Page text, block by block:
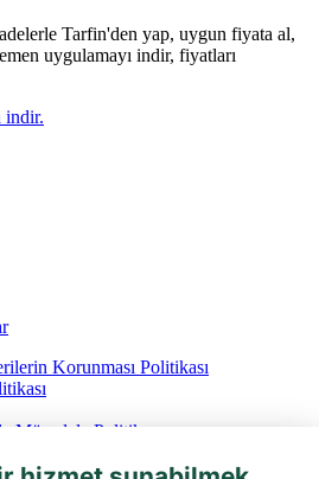
Tarfin'den yap, uygun fiyata al,
uygulamayı indir, fiyatları
indir.
Korunması Politikası
Mücadele Politikası